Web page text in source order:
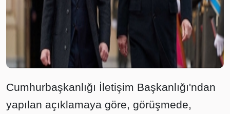
Cumhurbaşkanlığı İletişim Başkanlığı'ndan
yapılan açıklamaya göre, görüşmede,